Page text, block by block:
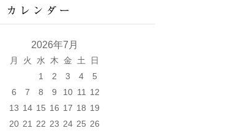
2026年7月
月 火 水 木 金 土
日
1
2 3 4
5
6
7 8 9 10 11
12
13 14 15 16 17 18 19
20 21 22 23 24 25 26